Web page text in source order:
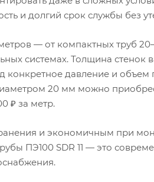
и долгий срок службы без
— от компактных труб
системах. Толщина стенок
конкретное давление и
20 мм можно
₽ за метр.
и экономичным при
ПЭ100 SDR 11 — это